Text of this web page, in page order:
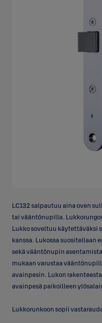
LC132 salpautuu aina oven
tai vääntönupilla.
Lukko soveltuu käytettäväksi
kanssa. Lukossa suositellaan
sekä vääntönupin
mukaan varustaa
avainpesin. Lukon
avainpesä paikoilleen
Lukkorunkoon sopii